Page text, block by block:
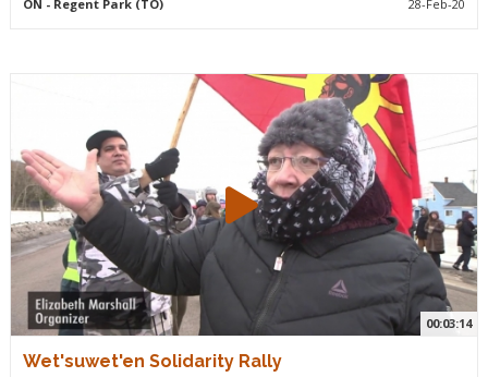
ON - Regent Park (TO) 28-Feb-20
00:03:14
Wet'suwet'en Solidarity Rally